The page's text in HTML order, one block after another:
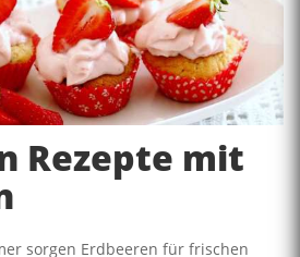
Rezepte mit
sorgen Erdbeeren für frischen